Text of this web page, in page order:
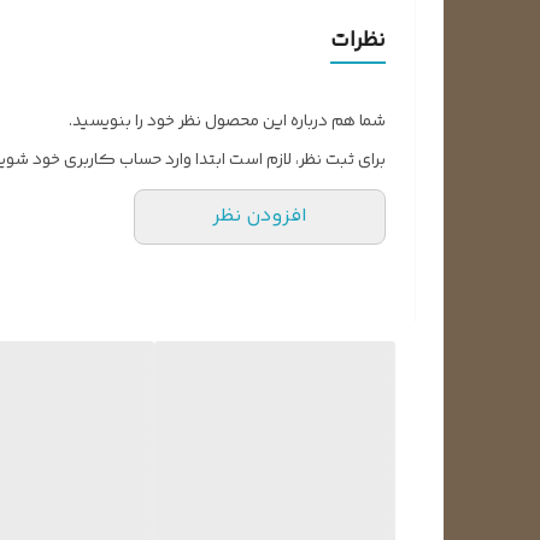
نظرات
شما هم درباره این محصول نظر خود را بنویسید.
برای ثبت نظر، لازم است ابتدا وارد حساب کاربری خود
افزودن نظر